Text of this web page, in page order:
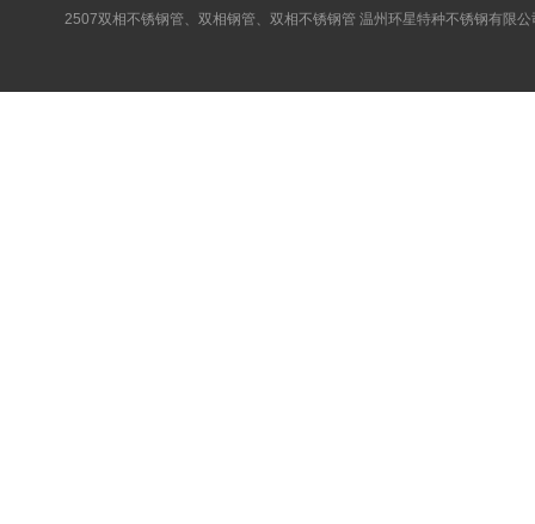
2507双相不锈钢管、双相钢管、双相不锈钢管 温州环星特种不锈钢有限